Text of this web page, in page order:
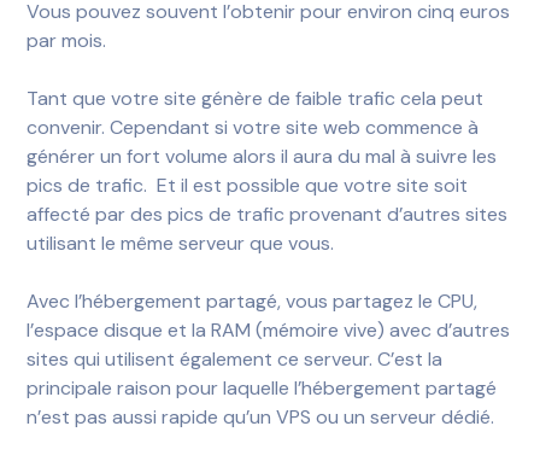
Vous pouvez souvent l’obtenir pour environ cinq euros
par mois.
Tant que votre site génère de faible trafic cela peut
convenir. Cependant si votre site web commence à
générer un fort volume alors il aura du mal à suivre les
pics de trafic.Et il est possible que votre site soit
affecté par des pics de trafic provenant d’autres sites
utilisant le même serveur que vous.
Avec l’hébergement partagé, vous partagez le CPU,
l’espace disque et la RAM (mémoire vive) avec d’autres
sites qui utilisent également ce serveur. C’est la
principale raison pour laquelle l’hébergement partagé
n’est pas aussi rapide qu’un VPS ou un serveur dédié.